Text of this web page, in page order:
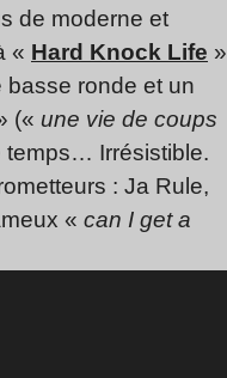
de moderne et
« Hard Knock Life »
basse ronde et un
(« une vie de coups
temps… Irrésistible.
: Ja Rule,
« can I get a